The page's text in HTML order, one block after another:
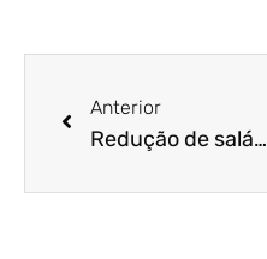
Anterior
Redução de salário: Modelo de contrato para acordo individual